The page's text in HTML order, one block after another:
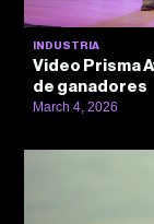
INDUSTRIA
Video Prisma
de ganadores
March 4, 2026